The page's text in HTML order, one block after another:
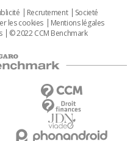
Recrutement
Societé
les cookies
Mentions légales
© 2022 CCM Benchmark